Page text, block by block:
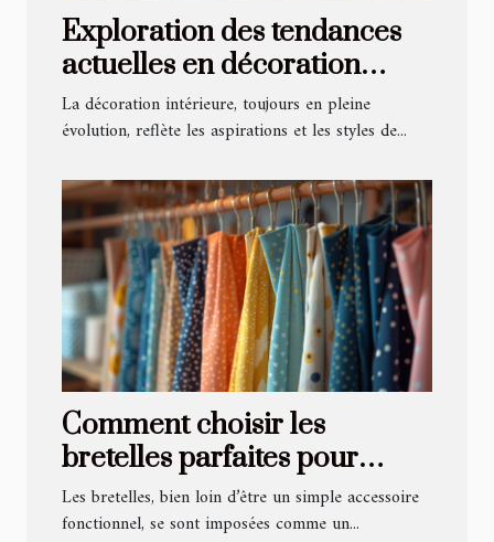
Exploration des tendances
actuelles en décoration
intérieure
La décoration intérieure, toujours en pleine
évolution, reflète les aspirations et les styles de...
Comment choisir les
bretelles parfaites pour
chaque occasion
Les bretelles, bien loin d’être un simple accessoire
fonctionnel, se sont imposées comme un...